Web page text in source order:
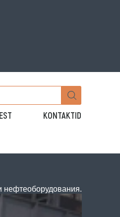
KONTAKTID
нефтеоборудования.